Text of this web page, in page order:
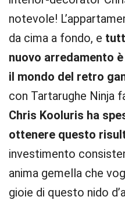
notevole!
da cima a fondo, e
nuovo arredamento
il mondo del retro
con Tartarughe Ninja
Chris Kooluris ha
ottenere questo
investimento
anima gemella che
gioie di questo nido